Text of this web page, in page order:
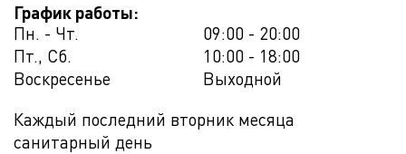
График работы:
Пн. - Чт.
09:00 - 20:00
Пт., Сб.
10:00 - 18:00
Воскресенье
Выходной
Каждый последний вторник месяца
санитарный день